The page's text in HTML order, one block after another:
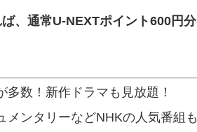
、通常U-NEXTポイント600円
数！新作ドラマも見放題！
ンタリーなどNHKの人気番組も